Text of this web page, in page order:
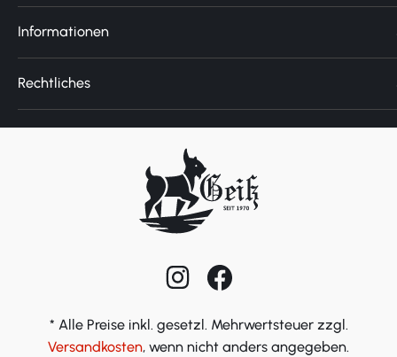
Informationen
Rechtliches
* Alle Preise inkl. gesetzl. Mehrwertsteuer zzgl.
Versandkosten, wenn nicht anders angegeben.